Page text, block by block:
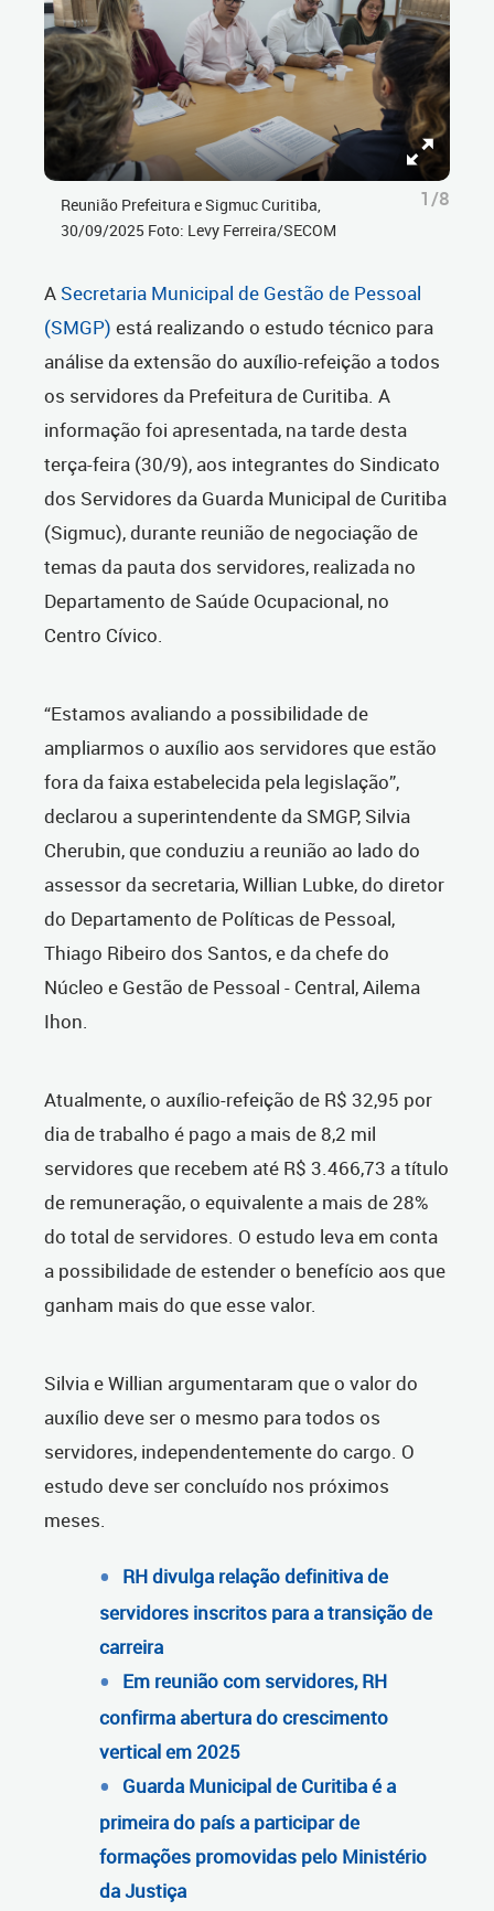
Reunião Prefeitura e Sigmuc Curitiba,
30/09/2025 Foto: Levy Ferreira/SECOM
1/8
A Secretaria Municipal de Gestão de Pessoal
(SMGP) está realizando o estudo técnico para
análise da extensão do auxílio-refeição a todos
os servidores da Prefeitura de Curitiba. A
informação foi apresentada, na tarde desta
terça-feira (30/9), aos integrantes do Sindicato
dos Servidores da Guarda Municipal de Curitiba
(Sigmuc), durante reunião de negociação de
temas da pauta dos servidores, realizada no
Departamento de Saúde Ocupacional, no
Centro Cívico.
“Estamos avaliando a possibilidade de
ampliarmos o auxílio aos servidores que estão
fora da faixa estabelecida pela legislação”,
declarou a superintendente da SMGP, Silvia
Cherubin, que conduziu a reunião ao lado do
assessor da secretaria, Willian Lubke, do diretor
do Departamento de Políticas de Pessoal,
Thiago Ribeiro dos Santos, e da chefe do
Núcleo e Gestão de Pessoal - Central, Ailema
Ihon.
Atualmente, o auxílio-refeição de R$ 32,95 por
dia de trabalho é pago a mais de 8,2 mil
servidores que recebem até R$ 3.466,73 a título
de remuneração, o equivalente a mais de 28%
do total de servidores. O estudo leva em conta
a possibilidade de estender o benefício aos que
ganham mais do que esse valor.
Silvia e Willian argumentaram que o valor do
auxílio deve ser o mesmo para todos os
servidores, independentemente do cargo. O
estudo deve ser concluído nos próximos
meses.
RH divulga relação definitiva de
servidores inscritos para a transição de
carreira
Em reunião com servidores, RH
confirma abertura do crescimento
vertical em 2025
Guarda Municipal de Curitiba é a
primeira do país a participar de
formações promovidas pelo Ministério
da Justiça